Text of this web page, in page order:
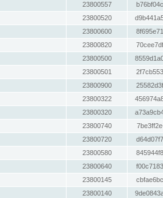
23800557
23800520
23800600
23800820
23800500
23800501
23800900
23800322
23800320
23800740
23800720
23800580
23800640
23800145
23800140